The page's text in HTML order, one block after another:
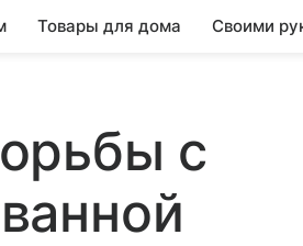
Товары для дома Своими
с